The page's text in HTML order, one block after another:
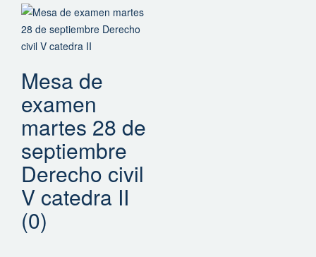
Mesa de
examen
martes 28 de
septiembre
Derecho civil
V catedra II
(0)